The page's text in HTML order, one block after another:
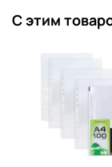
С этим